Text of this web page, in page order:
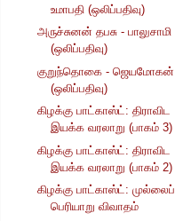
உமாபதி (ஒலிப்பதிவு)
அருச்சுனன் தபசு - பாலுசாமி
(ஒலிப்பதிவு)
குறுந்தொகை - ஜெயமோகன்
(ஒலிப்பதிவு)
கிழக்கு பாட்காஸ்ட்: திராவிட
இயக்க வரலாறு (பாகம் 3)
கிழக்கு பாட்காஸ்ட்: திராவிட
இயக்க வரலாறு (பாகம் 2)
கிழக்கு பாட்காஸ்ட்: முல்லைப்
பெரியாறு விவாதம்